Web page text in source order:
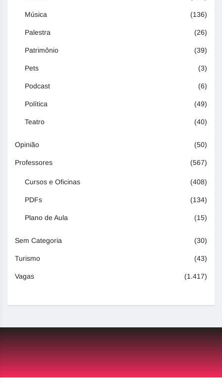
Música (136)
Palestra (26)
Patrimônio (39)
Pets (3)
Podcast (6)
Política (49)
Teatro (40)
Opinião (50)
Professores (567)
Cursos e Oficinas (408)
PDFs (134)
Plano de Aula (15)
Sem Categoria (30)
Turismo (43)
Vagas (1.417)